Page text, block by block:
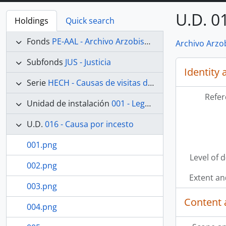
Holdings
Quick search
Fonds PE-AAL - Archivo Arzobispal de Lima
Subfonds JUS - Justicia
Serie HECH - Causas de visitas de hechicerías e Idolatrías
Unidad de instalación 001 - Legajo 01
U.D. 016 - Causa por incesto
001.png
002.png
003.png
004.png
U.D.
Archivo
Identity
Level of
Extent
Content